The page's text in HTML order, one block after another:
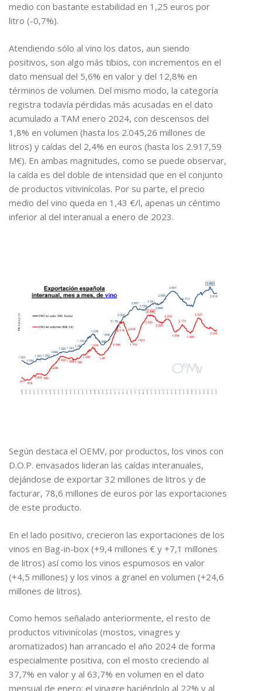
medio con bastante estabilidad en 1,25 euros por
litro (-0,7%).
Atendiendo sólo al vino los datos, aun siendo
positivos, son algo más tibios, con incrementos en el
dato mensual del 5,6% en valor y del 12,8% en
términos de volumen. Del mismo modo, la categoría
registra todavía pérdidas más acusadas en el dato
acumulado a TAM enero 2024, con descensos del
1,8% en volumen (hasta los 2.045,26 millones de
litros) y caídas del 2,4% en euros (hasta los 2.917,59
M€). En ambas magnitudes, como se puede observar,
la caída es del doble de intensidad que en el conjunto
de productos vitivinícolas. Por su parte, el precio
medio del vino queda en 1,43 €/l, apenas un céntimo
inferior al del interanual a enero de 2023.
Según destaca el OEMV, por productos, los vinos con
D.O.P. envasados lideran las caídas interanuales,
dejándose de exportar 32 millones de litros y de
facturar, 78,6 millones de euros por las exportaciones
de este producto.
En el lado positivo, crecieron las exportaciones de los
vinos en Bag-in-box (+9,4 millones € y +7,1 millones
de litros) así como los vinos espumosos en valor
(+4,5 millones) y los vinos a granel en volumen (+24,6
millones de litros).
Como hemos señalado anteriormente, el resto de
productos vitivinícolas (mostos, vinagres y
aromatizados) han arrancado el año 2024 de forma
especialmente positiva, con el mosto creciendo al
37,7% en valor y al 63,7% en volumen en el dato
mensual de enero; el vinagre haciéndolo al 22% y al